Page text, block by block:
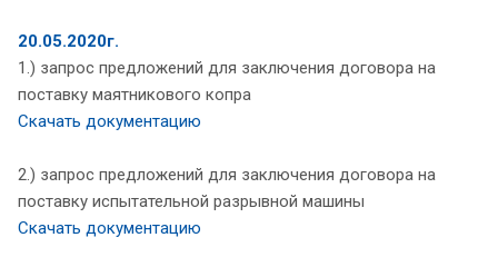
20.05.2020г.
1.) запрос предложений для заключения договора на
поставку маятникового копра
Скачать документацию
2.) запрос предложений для заключения договора на
поставку испытательной разрывной машины
Скачать документацию